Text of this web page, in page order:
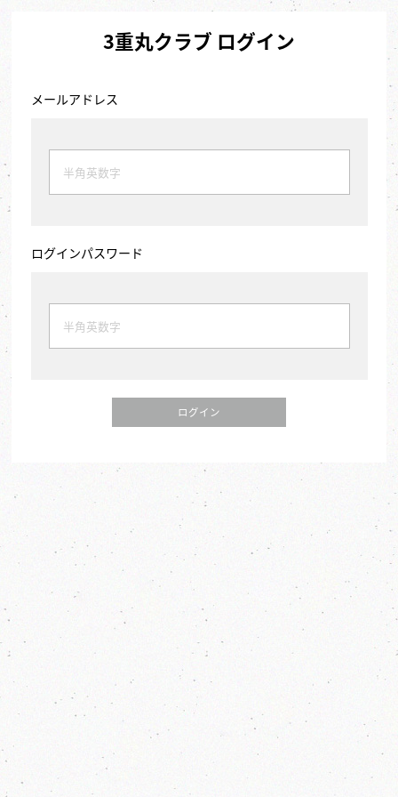
3重丸クラブ ログイン
メールアドレス
ログインパスワード